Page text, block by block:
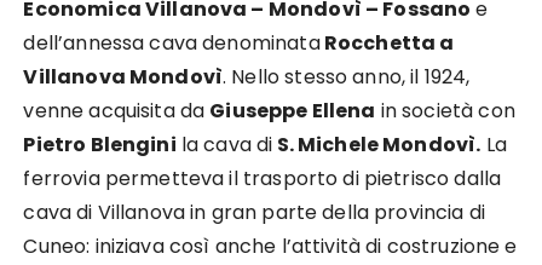
Economica Villanova – Mondovì – Fossano e
dell’annessa cava denominataRocchetta a
Villanova Mondovì. Nello stesso anno, il 1924,
venne acquisita da Giuseppe Ellena in società con
Pietro Blengini la cava di S. Michele Mondovì. La
ferrovia permetteva il trasporto di pietrisco dalla
cava di Villanova in gran parte della provincia di
Cuneo: iniziava così anche l’attività di costruzione e